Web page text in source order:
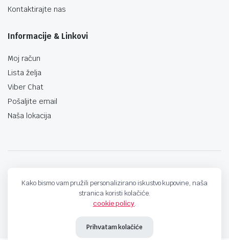
Kontaktirajte nas
Informacije & Linkovi
Moj račun
Lista želja
Viber Chat
Pošaljite email
Naša lokacija
Kako bismo vam pružili personalizirano iskustvo kupovine, naša
stranica koristi kolačiće.
cookie policy.
Prihvatam kolačiće